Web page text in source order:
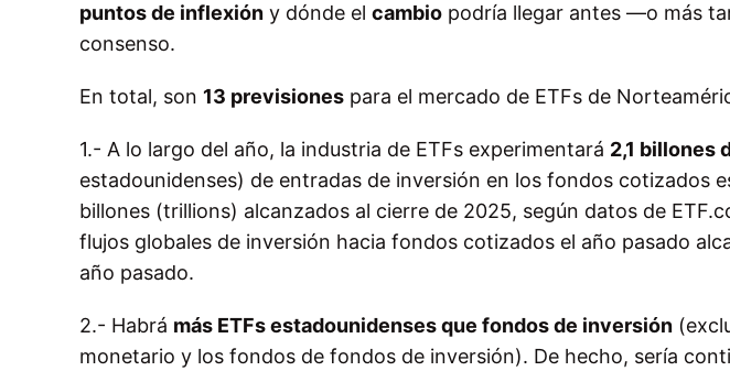
puntos de inflexión y dónde el cambio podría llegar antes —o más
consenso.
En total, son 13 previsiones para el mercado de ETFs de
1.- A lo largo del año, la industria de ETFs experimentará 2,1 billones
estadounidenses) de entradas de inversión en los fondos cotizados
billones (trillions) alcanzados al cierre de 2025, según datos de
flujos globales de inversión hacia fondos cotizados el año pasado
año pasado.
2.- Habrá más ETFs estadounidenses que fondos de inversión
monetario y los fondos de fondos de inversión). De hecho, sería